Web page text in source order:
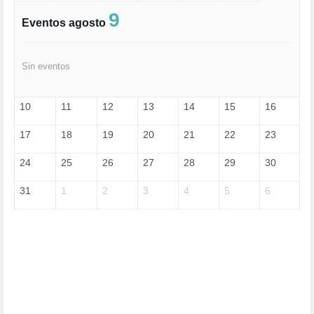
FELICIDAD (1)
FRANCISCO (5)
GUERRA (133)
HUMOR (1)
IA (1)
INMIGRACIÓN (145)
Eventos agosto 9
Sin eventos
10 11 12 13 14 15 16
17 18 19 20 21 22 23
24 25 26 27 28 29 30
31 1 2 3 4 5 6